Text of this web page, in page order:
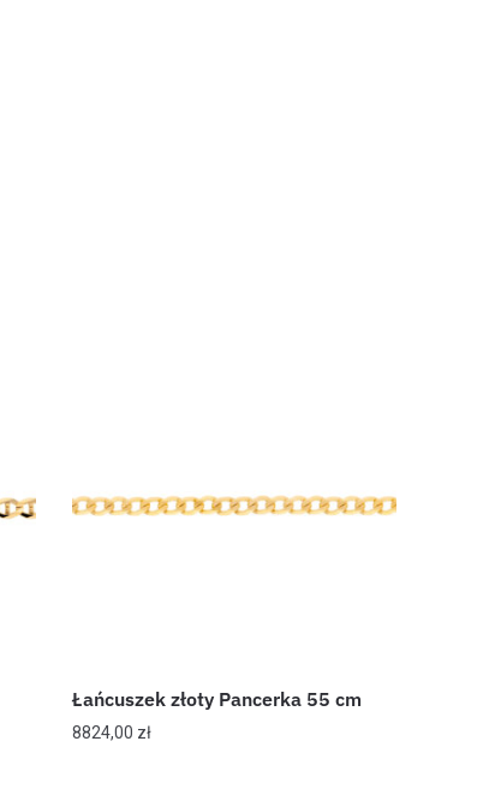
Łańcuszek złoty Pancerka 55 cm
8824,00 zł